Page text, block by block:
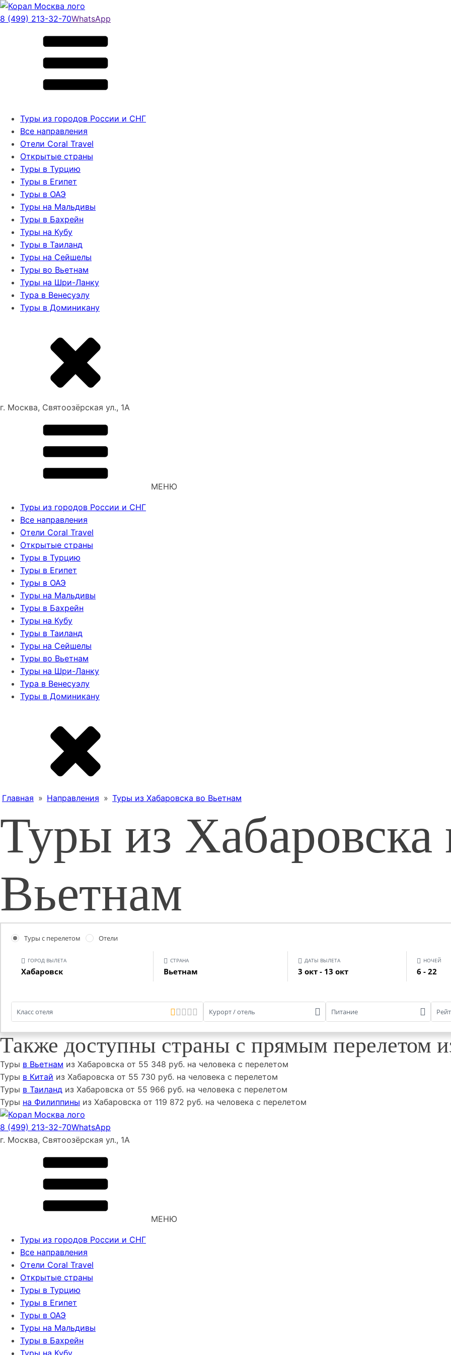
8 (499) 213-32-70WhatsApp
Туры из городов России и СНГ
Все направления
Отели Coral Travel
Открытые страны
Туры в Турцию
Туры в Египет
Туры в ОАЭ
Туры на Мальдивы
Туры в Бахрейн
Туры на Кубу
Туры в Таиланд
Туры на Сейшелы
Туры во Вьетнам
Туры на Шри-Ланку
Тура в Венесуэлу
Туры в Доминикану
г. Москва, Святоозёрская ул., 1А
МЕНЮ
Туры из городов России и СНГ
Все направления
Отели Coral Travel
Открытые страны
Туры в Турцию
Туры в Египет
Туры в ОАЭ
Туры на Мальдивы
Туры в Бахрейн
Туры на Кубу
Туры в Таиланд
Туры на Сейшелы
Туры во Вьетнам
Туры на Шри-Ланку
Тура в Венесуэлу
Туры в Доминикану
Главная » Направления » Туры из Хабаровска во Вьетнам
Туры из Хабаровска
Вьетнам
Туры с перелетом Отели
ГОРОД ВЫЛЕТА
Хабаровск
СТРАНА
Вьетнам
ДАТЫ ВЫЛЕТА
3 окт - 13 окт
НОЧЕЙ
6 - 22
Класс отеля Курорт / отель Питание
Также доступны страны с прямым перелетом
Туры в Вьетнам из Хабаровска от 55 348 руб. на человека с перелетом
Туры в Китай из Хабаровска от 55 730 руб. на человека с перелетом
Туры в Таиланд из Хабаровска от 55 966 руб. на человека с перелетом
Туры на Филиппины из Хабаровска от 119 872 руб. на человека с перелетом
8 (499) 213-32-70WhatsApp
г. Москва, Святоозёрская ул., 1А
МЕНЮ
Туры из городов России и СНГ
Все направления
Отели Coral Travel
Открытые страны
Туры в Турцию
Туры в Египет
Туры в ОАЭ
Туры на Мальдивы
Туры в Бахрейн
Туры на Кубу